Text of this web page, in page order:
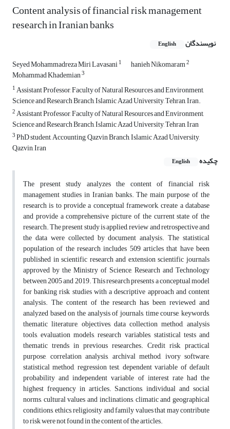
Content analysis of financial risk management
research in Iranian banks
نویسندگان English
Seyed Mohammadreza Miri Lavasani1 hanieh Nikomaram2
Mohammad Khademian3
1Assistant Professor, Faculty of Natural Resources and Environment,
Science and Research Branch, Islamic Azad University, Tehran, Iran.
2Assistant Professor, Faculty of Natural Resources and Environment,
Science and Research Branch, Islamic Azad University, Tehran, Iran
3PhD student, Accounting, Qazvin Branch, Islamic Azad University,
Qazvin, Iran
چکیده
English
The present study analyzes the content of financial risk
management studies in Iranian banks. The main purpose of the
research is to provide a conceptual framework, create a database
and provide a comprehensive picture of the current state of the
research. The present study is applied, review and retrospective and
the data were collected by document analysis. The statistical
population of the research includes 509 articles that have been
published in scientific research and extension scientific journals
approved by the Ministry of Science, Research and Technology
between 2005 and 2019. This research presents a conceptual model
for banking risk studies with a descriptive approach and content
analysis. The content of the research has been reviewed and
analyzed based on the analysis of journals, time course, keywords,
thematic literature, objectives, data collection method, analysis
tools, evaluation models, research variables, statistical tests and
thematic trends in previous researches. Credit risk, practical
purpose, correlation analysis, archival method, ivory software,
statistical method, regression test, dependent variable of default
probability and independent variable of interest rate had the
highest frequency in articles. Sanctions, individual and social
norms, cultural values and inclinations, climatic and geographical
conditions, ethics, religiosity and family values that may contribute
to risk were not found in the content of the articles.